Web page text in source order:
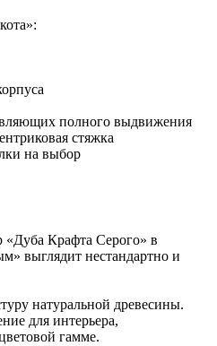
полного выдвижения
стяжка
на выбор
Крафта Серого» в
выглядит нестандартно и
натуральной древесины.
для интерьера,
гамме.